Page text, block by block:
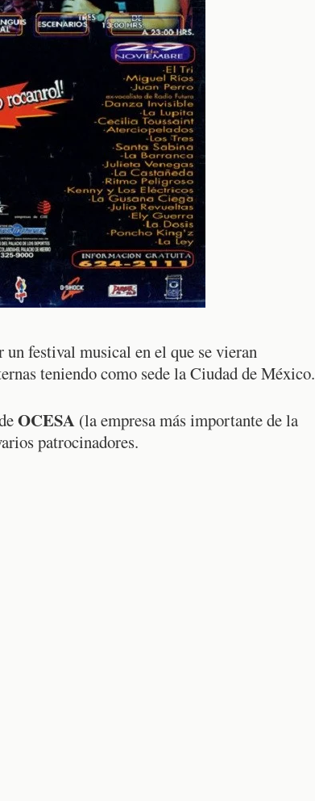
festival musical en el que se vieran
teniendo como sede la Ciudad de México.
OCESA (la empresa más importante de la
patrocinadores.